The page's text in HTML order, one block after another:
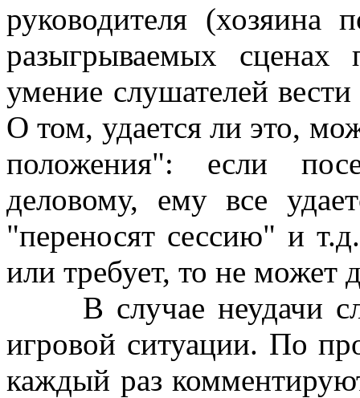
руководителя (хозяина
разыгрываемых сценах
умение слушателей
О том, удается ли это,
положения": если
деловому, ему все
"переносят сессию" и
или требует, то не может
В случае неудачи
игровой ситуации. По
каждый раз